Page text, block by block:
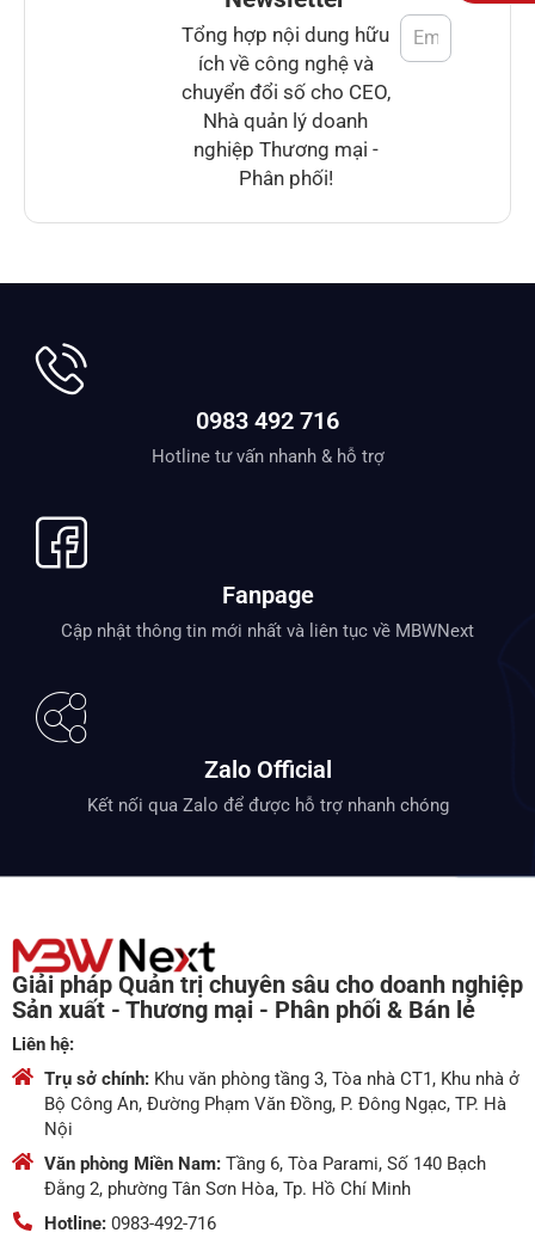
Tổng hợp nội dung hữu
ích về công nghệ và
chuyển đổi số cho CEO,
Nhà quản lý doanh
nghiệp Thương mại -
Phân phối!
0983 492 716
Hotline tư vấn nhanh & hỗ trợ
Fanpage
Cập nhật thông tin mới nhất và liên tục về MBWNext
Zalo Official
Kết nối qua Zalo để được hỗ trợ nhanh chóng
Giải pháp Quản trị chuyên sâu cho doanh nghiệp
Sản xuất - Thương mại - Phân phối & Bán lẻ
Liên hệ:
Trụ sở chính: Khu văn phòng tầng 3, Tòa nhà CT1, Khu nhà ở
Bộ Công An, Đường Phạm Văn Đồng, P. Đông Ngạc, TP. Hà
Nội
Văn phòng Miền Nam: Tầng 6, Tòa Parami, Số 140 Bạch
Đằng 2, phường Tân Sơn Hòa, Tp. Hồ Chí Minh
Hotline: 0983-492-716